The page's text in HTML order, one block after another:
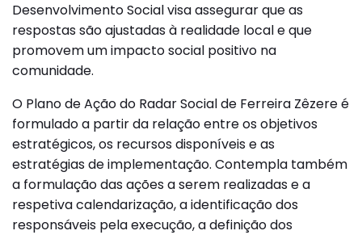
Desenvolvimento Social visa assegurar que as
respostas são ajustadas à realidade local e que
promovem um impacto social positivo na
comunidade.
O Plano de Ação do Radar Social de Ferreira Zêzere é
formulado a partir da relação entre os objetivos
estratégicos, os recursos disponíveis e as
estratégias de implementação. Contempla também
a formulação das ações a serem realizadas e a
respetiva calendarização, a identificação dos
responsáveis pela execução, a definição dos